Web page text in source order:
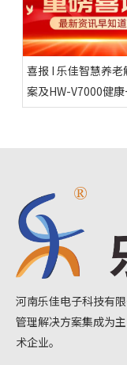
喜报 I 乐佳智慧养老
案及HW-V7000健
获国家认可，入选
河南乐佳电子科技有
管理解决方案集成为
术企业。